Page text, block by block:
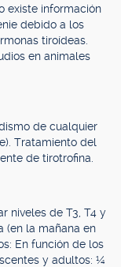
existe información
debido a los
tiroídeas.
en animales
de cualquier
Tratamiento del
de tirotrofina.
niveles de T3, T4 y
(en la mañana en
En función de los
y adultos: ¼